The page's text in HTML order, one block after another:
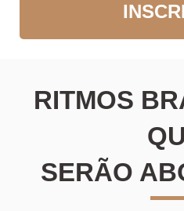
RITMOS
SERÃO